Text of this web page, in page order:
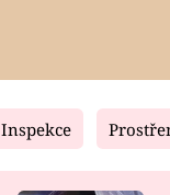
Fresh
Inspekce